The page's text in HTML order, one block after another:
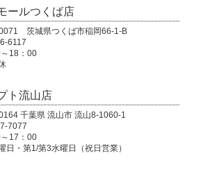
ールつくば店
茨城県つくば市稲岡66-1-B
6117
18：00
ト流山店
千葉県 流山市 流山8-1060-1
7077
17：00
日・第1/第3水曜日（祝日営業）